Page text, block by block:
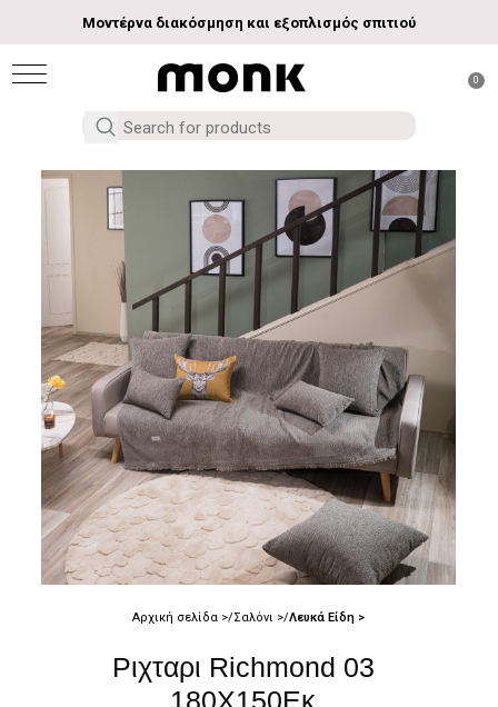
Μοντέρνα διακόσμηση και εξοπλισμός σπιτιού
0
Αρχική σελίδα Σαλόνι Λευκά Είδη
Ριχταρι Richmond 03
180Χ150Εκ